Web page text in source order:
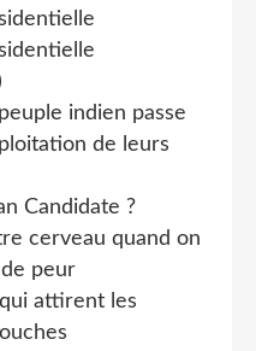
indien passe
de leurs
Candidate ?
cerveau quand on
peur
attirent les